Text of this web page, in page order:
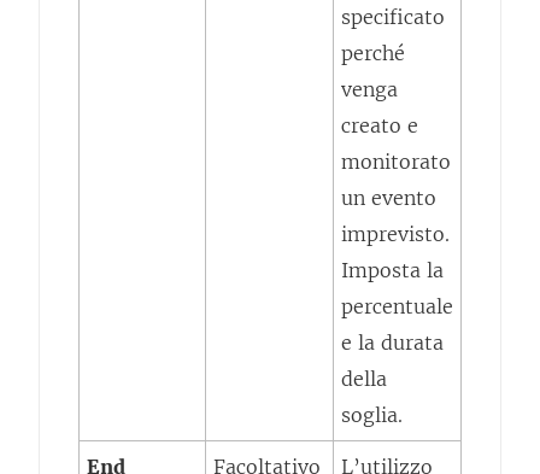
specificato
perché
venga
creato e
monitorato
un evento
imprevisto.
Imposta la
percentuale
e la durata
della
soglia.
End Facoltativo L’utilizzo